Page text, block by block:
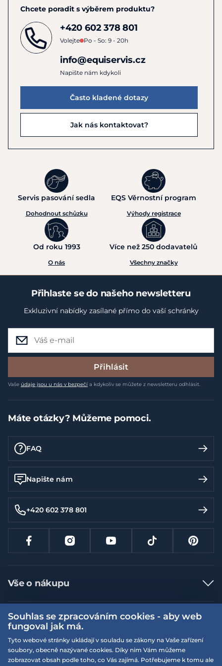
Chcete poradit s výběrem produktu?
+420 602 378 801
Volejte Po - So: 9 - 20h
info@equiservis.cz
Napište nám kdykoli
Často kladené dotazy
Jak nás kontaktovat?
Servis pasování sedla
Dohodnout schůzku
EQS Věrnostní program
Výhody registrace
Od roku 1993
O nás
Více než 250 dodavatelů
Všechny značky
Přihlaste se do našeho newsletteru
Exkluzivní nabídky zasílané přímo do vaší schránky
Přihlásit
Vaše údaje jsou u nás v bezpečí a kdykoliv se můžete z newsletteru odhlásit.
Máte otázky? Můžeme pomoci.
FAQ
Napište nám
+420 602 378 801
Vše o nákupu
Jak nakupovat
Nejčastější dotazy
Doprava a platba
Vrácení a výměna zboží
Více informací
Obchodní podmínky
Podmínky EQS věrnostního klubu
Naše prodejny
Souhlas se zpracováním cookies - aby web
fungoval jak má.
Tyto webové stránky ukládají v souladu se zákony na Vaše zařízení
soubory, obecně nazývané cookies. Díky nim Vám můžeme
zobrazovat obsah podle toho, co Vás zajímá. Potřebujeme k tomu ale